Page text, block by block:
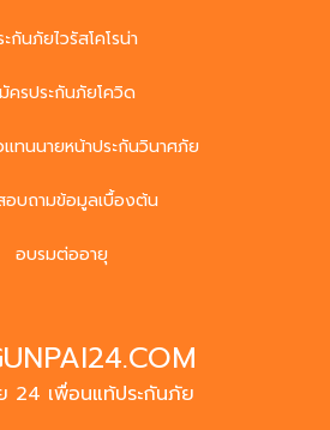
กันภัยไวรัสโคโรน่า
ครประกันภัยโควิด
ทนนายหน้าประกันวินาศภัย
อบถามข้อมูลเบื้องต้น
อบรมต่ออายุ
24 เพื่อนแท้ประกันภัย